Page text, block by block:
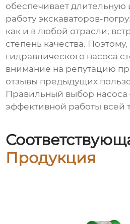
обеспечивает
работу экскаваторов-
как и в любой отрасли,
степень качества.
гидравлического насоса
внимание на репутацию
отзывы предыдущих
Правильный выбор насоса
эффективной работы всей
Продукция